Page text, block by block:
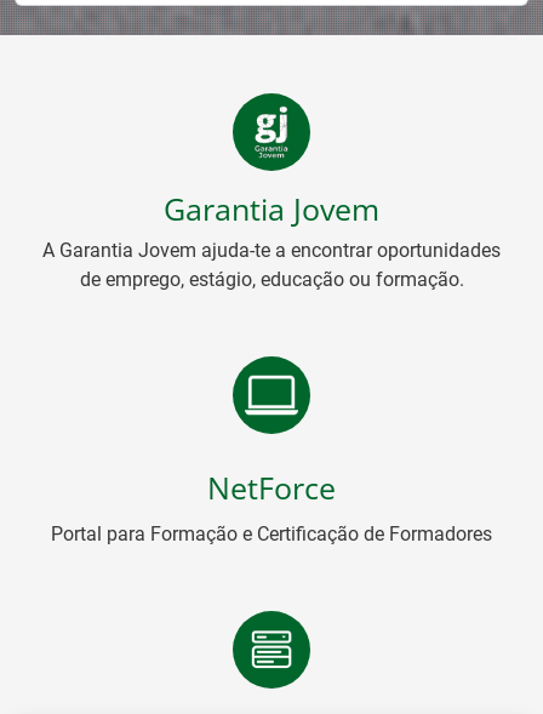
Garantia Jovem
A Garantia Jovem ajuda-te a encontrar oportunidades
de emprego, estágio, educação ou formação.
NetForce
Portal para Formação e Certificação de Formadores